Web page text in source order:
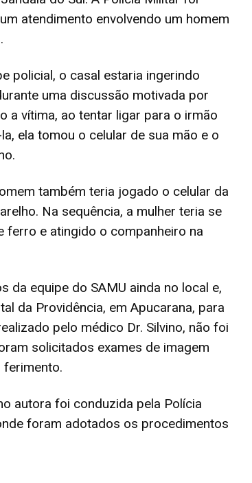
atendimento envolvendo um homem
policial, o casal estaria ingerindo
uma discussão motivada por
a vítima, ao tentar ligar para o irmão
ela tomou o celular de sua mão e o
também teria jogado o celular da
Na sequência, a mulher teria se
e atingido o companheiro na
da equipe do SAMU ainda no local e,
da Providência, em Apucarana, para
pelo médico Dr. Silvino, não foi
solicitados exames de imagem
ferimento.
autora foi conduzida pela Polícia
foram adotados os procedimentos